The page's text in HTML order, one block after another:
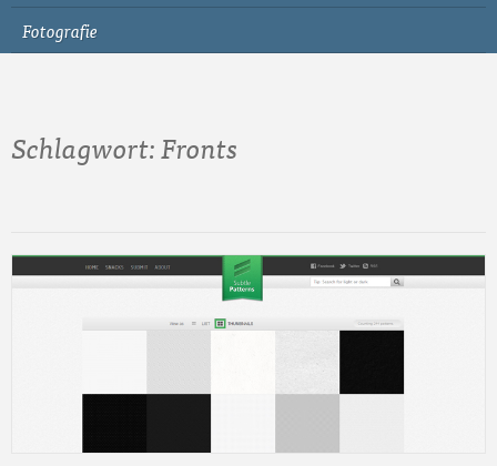
Fotografie
Schlagwort:Fronts